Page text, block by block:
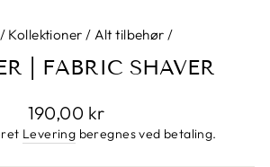
/ Kollektioner / Alt tilbehør /
| FABRIC SHAVER
Normalpris
190,00 kr
Levering beregnes ved betaling.